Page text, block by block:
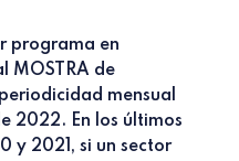
programa en
MOSTRA de
mensual
últimos
y 2021, si un sector